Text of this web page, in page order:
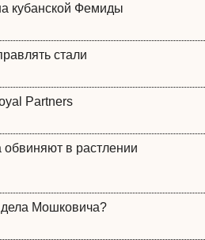
кубанской Фемиды
стали
Partners
в растлении
дела Мошковича?